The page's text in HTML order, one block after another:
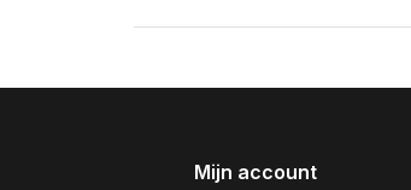
Mijn account